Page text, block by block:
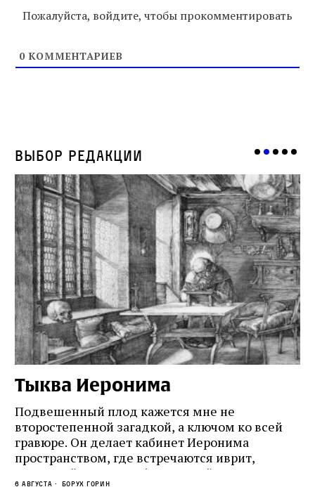
Пожалуйста, войдите, чтобы прокомментировать
0 КОММЕНТАРИЕВ
Выбор редакции
Тыква Иеронима
Подвешенный плод кажется мне не
второстепенной загадкой, а ключом ко всей
гравюре. Он делает кабинет Иеронима
пространством, где встречаются иврит,
греческий и латынь; буквальный смысл и
6 августа Борух Горин